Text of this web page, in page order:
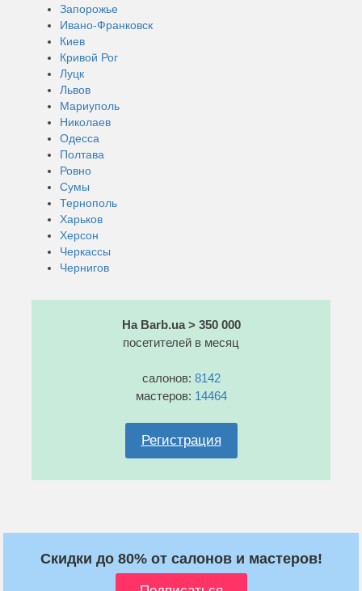
Запорожье
Ивано-Франковск
Киев
Кривой Рог
Луцк
Львов
Мариуполь
Николаев
Одесса
Полтава
Ровно
Сумы
Тернополь
Харьков
Херсон
Черкассы
Чернигов
На Barb.ua > 350 000
посетителей в месяц
салонов: 8142
мастеров: 14464
Регистрация
Скидки до 80% от салонов и мастеров!